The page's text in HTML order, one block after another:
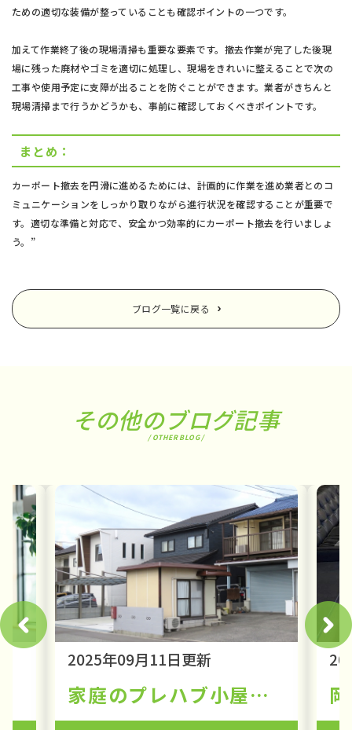
ための適切な装備が整っていることも確認ポイントの一つです。
加えて作業終了後の現場清掃も重要な要素です。撤去作業が完了した後現
場に残った廃材やゴミを適切に処理し、現場をきれいに整えることで次の
工事や使用予定に支障が出ることを防ぐことができます。業者がきちんと
現場清掃まで行うかどうかも、事前に確認しておくべきポイントです。
まとめ：
カーポート撤去を円滑に進めるためには、計画的に作業を進め業者とのコ
ミュニケーションをしっかり取りながら進行状況を確認することが重要で
す。適切な準備と対応で、安全かつ効率的にカーポート撤去を行いましょ
う。”
ブログ一覧に戻る
その他のブログ記事
/ OTHER BLOG /
2025年09月11日更新
家庭のプレハブ小屋、スッキリ解体しませんか？費用と安全な処分方法ガイド